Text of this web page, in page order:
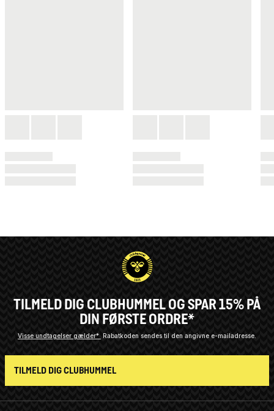
TILMELD DIG CLUBHUMMEL OG SPAR 15% PÅ
DIN FØRSTE ORDRE*
Visse undtagelser gælder* Rabatkoden sendes til den angivne e-mailadresse.
TILMELD DIG CLUBHUMMEL